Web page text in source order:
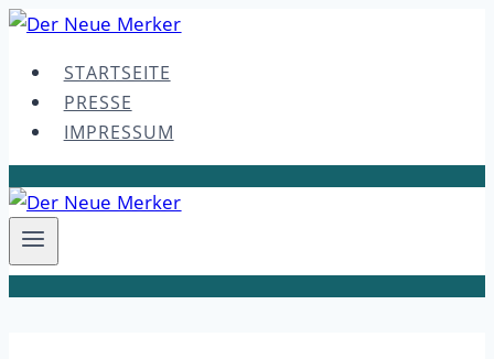
Skip
contentSTARTSEITE
PRESSE
IMPRESSUM